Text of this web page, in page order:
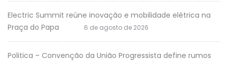
Electric Summit reúne inovação e mobilidade elétrica na
Praça do Papa
6 de agosto de 2026
Politica – Convenção da União Progressista define rumos